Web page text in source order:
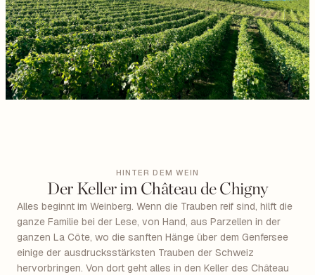
HINTER DEM WEIN
Der Keller im Château de Chigny
Alles beginnt im Weinberg. Wenn die Trauben reif sind, hilft die
ganze Familie bei der Lese, von Hand, aus Parzellen in der
ganzen La Côte, wo die sanften Hänge über dem Genfersee
einige der ausdrucksstärksten Trauben der Schweiz
hervorbringen. Von dort geht alles in den Keller des Château